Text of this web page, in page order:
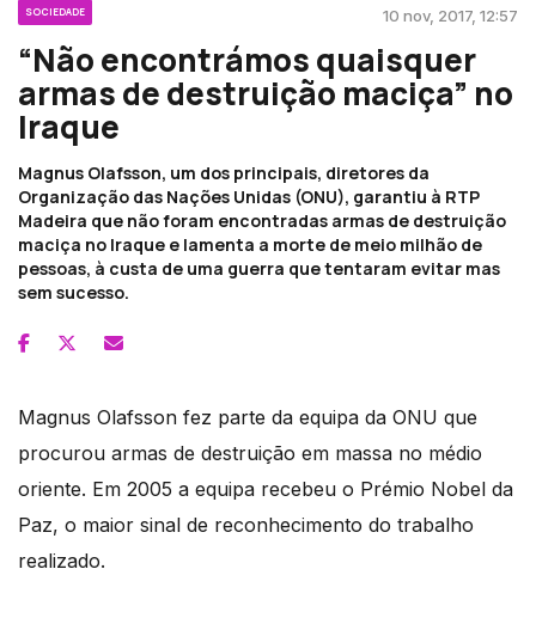
SOCIEDADE 10 nov, 2017, 12:57
“Não encontrámos quaisquer
armas de destruição maciça” no
Iraque
Magnus Olafsson, um dos principais, diretores da
Organização das Nações Unidas (ONU), garantiu à RTP
Madeira que não foram encontradas armas de destruição
maciça no Iraque e lamenta a morte de meio milhão de
pessoas, à custa de uma guerra que tentaram evitar mas
sem sucesso.
Magnus Olafsson fez parte da equipa da ONU que
procurou armas de destruição em massa no médio
oriente. Em 2005 a equipa recebeu o Prémio Nobel da
Paz, o maior sinal de reconhecimento do trabalho
realizado.